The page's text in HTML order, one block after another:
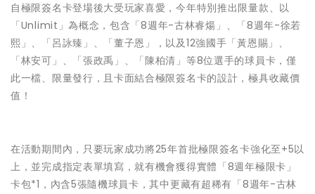
自極限簽名卡登場後大受玩家喜愛，今年特別推出限量款、以
「Unlimit」為概念，包含「8週年-古林睿煬」、「8週年-徐若
熙」、「呂詠臻」、「董子恩」，以及12強國手「黃恩賜」、
「林安可」、「張政禹」、「陳柏清」等8位選手的球員卡，僅
此一檔、限量發行，且卡面結合極限簽名卡的設計，極具收藏價
值！
在活動期間內，只要玩家成功將25年首批極限簽名卡強化至+5以
上，並完成指定表單填寫，就有機會獲得實體「8週年極限卡」
卡包*1，內含5張隨機球員卡，其中更藏有超稀有「8週年-古林